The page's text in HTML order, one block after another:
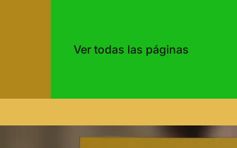
Ver todas las páginas